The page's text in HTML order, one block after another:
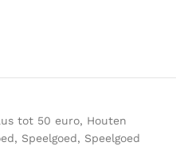
tot 50 euro, Houten
, Speelgoed, Speelgoed